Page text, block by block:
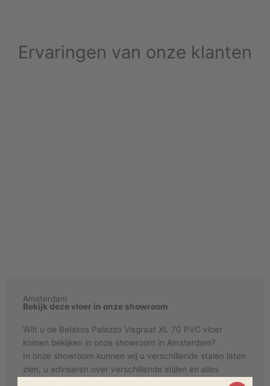
Ervaringen van onze klanten
Amsterdam
Bekijk deze vloer in onze showroom
Wilt u de Belakos Palazzo Visgraat XL 70 PVC vloer
komen bekijken in onze showroom in Amsterdam?
In onze showroom kunnen wij u verschillende stalen laten
zien, u adviseren over verschillende stijlen en alles
vertellen over de vloer die het beste bij uw wensen. past.